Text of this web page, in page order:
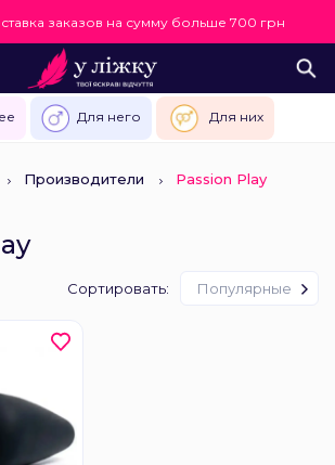
заказов на сумму больше 700 грн
Для него Для них
Производители Passion Play
Сортировать: Популярные